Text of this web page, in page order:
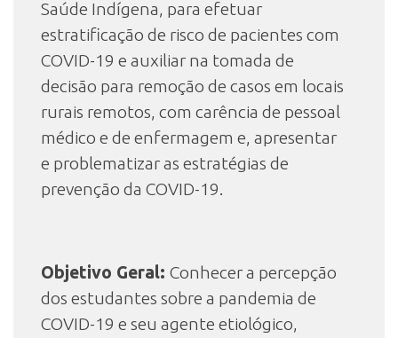
Saúde Indígena, para efetuar
estratificação de risco de pacientes com
COVID-19 e auxiliar na tomada de
decisão para remoção de casos em locais
rurais remotos, com carência de pessoal
médico e de enfermagem e, apresentar
e problematizar as estratégias de
prevenção da COVID-19.
Objetivo Geral: Conhecer a percepção
dos estudantes sobre a pandemia de
COVID-19 e seu agente etiológico,